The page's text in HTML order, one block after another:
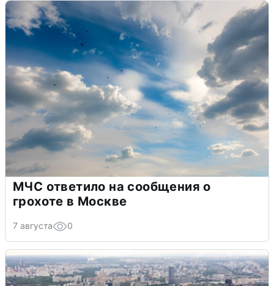
МЧС ответило на сообщения о
грохоте в Москве
7 августа 0